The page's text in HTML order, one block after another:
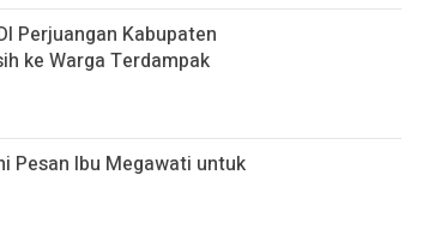
Perjuangan Kabupaten
ke Warga Terdampak
Pesan Ibu Megawati untuk